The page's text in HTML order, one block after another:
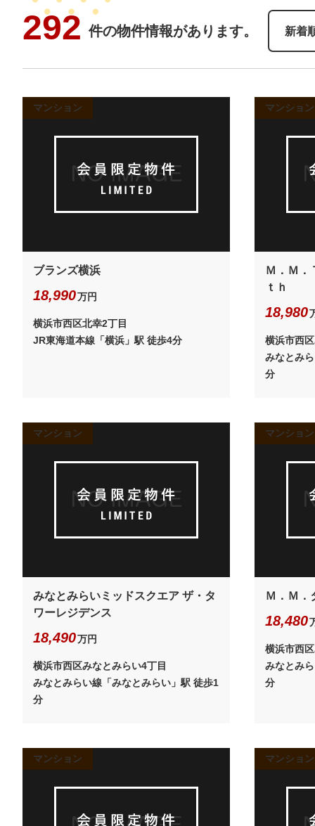
292 件の物件情報があります。 新着
マンション
ブランズ横浜
18,990万円
横浜市西区北幸2丁目
JR東海道本線「横浜」駅 徒歩4分
マンション
Ｍ．Ｍ．
ｔｈ
18,980
横浜市西
みなとみ
分
マンション
みなとみらいミッドスクエア ザ・タ
ワーレジデンス
18,490万円
横浜市西区みなとみらい4丁目
みなとみらい線「みなとみらい」駅 徒歩1
分
マンション
Ｍ．Ｍ．
18,480
横浜市西
みなとみ
分
マンション マンション